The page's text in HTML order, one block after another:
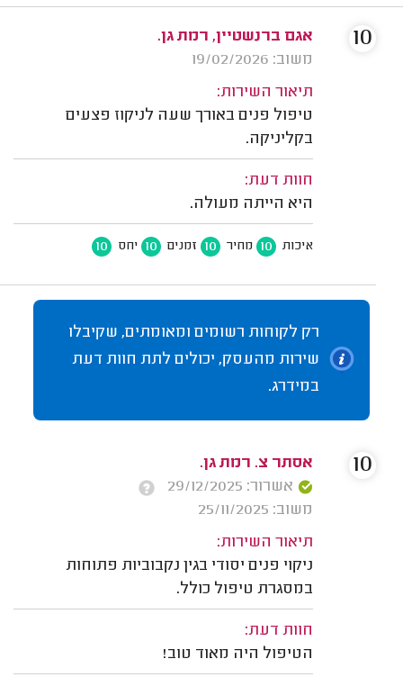
אגם ברנשטיין, רמת גן.
משוב: 19/02/2026
תיאור השירות:
טיפול פנים באורך שעה לניקוז פצעים
בקליניקה.
חוות דעת:
היא הייתה מעולה.
איכות 10 מחיר 10 זמנים 10 יחס 10
10
רק לקוחות רשומים ומאומתים, שקיבלו
שירות מהעסק, יכולים לתת חוות דעת
במידרג.
אסתר צ. רמת גן.
אשרור: 29/12/2025
משוב: 25/11/2025
תיאור השירות:
ניקוי פנים יסודי בגין נקבוביות פתוחות
במסגרת טיפול כולל.
חוות דעת:
הטיפול היה מאוד טוב!
10